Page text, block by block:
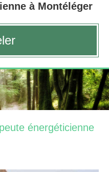
à Montéléger
énergéticienne